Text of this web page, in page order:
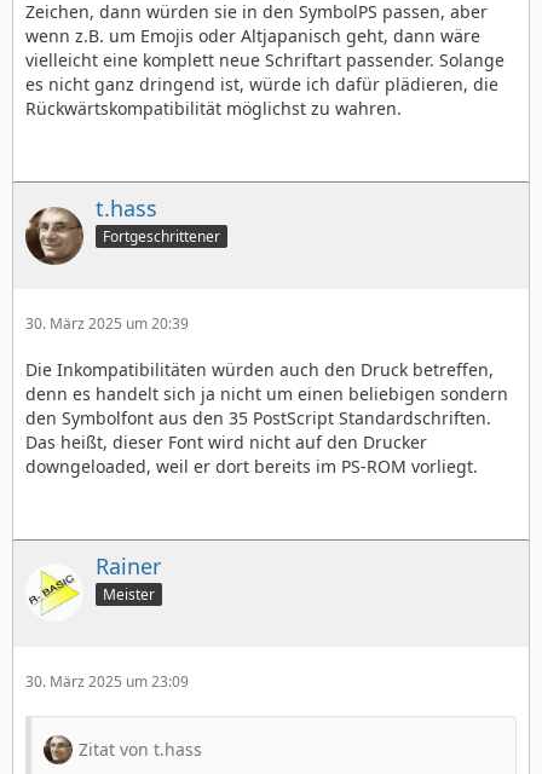
Zeichen, dann würden sie in den SymbolPS passen, aber
wenn z.B. um Emojis oder Altjapanisch geht, dann wäre
vielleicht eine komplett neue Schriftart passender. Solange
es nicht ganz dringend ist, würde ich dafür plädieren, die
Rückwärtskompatibilität möglichst zu wahren.
t.hass
Fortgeschrittener
30. März 2025 um 20:39
Die Inkompatibilitäten würden auch den Druck betreffen,
denn es handelt sich ja nicht um einen beliebigen sondern
den Symbolfont aus den 35 PostScript Standardschriften.
Das heißt, dieser Font wird nicht auf den Drucker
downgeloaded, weil er dort bereits im PS-ROM vorliegt.
Rainer
Meister
30. März 2025 um 23:09
Zitat von t.hass